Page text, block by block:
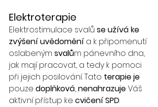
Elektroterapie
Elektrostimulace svalů se užívá ke
zvýšení uvědomění a k připomenutí
oslabeným svalům pánevního dna,
jak mají pracovat, a tedy k pomoci
při jejich posilování. Tato terapie je
pouze doplňková, nenahrazuje Váš
aktivní přístup ke cvičení SPD.